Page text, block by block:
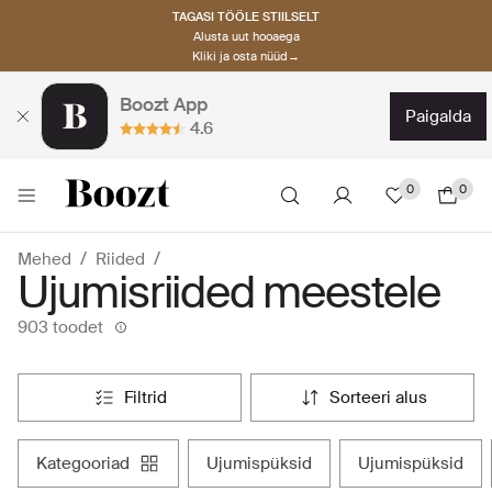
TAGASI TÖÖLE STIILSELT
Alusta uut hooaega
Kliki ja osta nüüd→
Boozt App
4.6
paigalda
0 0
Mehed Riided
Ujumisriided meestele
903 toodet
filtrid sorteeri alus
kategooriad ujumispüksid ujumispüksid